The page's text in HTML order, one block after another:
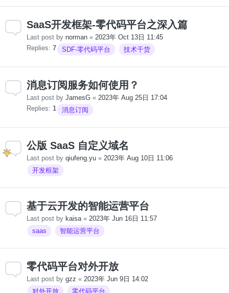
SaaS开发框架-零代码平台之深入篇
Last post by norman « 2023年 Oct 13日 11:45
Replies: 7 SDF-零代码平台 技术干货
消息订阅服务如何使用？
Last post by JamesG « 2023年 Aug 25日 17:04
Replies: 1 消息订阅
公版 SaaS 自定义域名
Last post by qiufeng.yu « 2023年 Aug 10日 11:06
开发框架
基于云开发的智能运营平台
Last post by kaisa « 2023年 Jun 16日 11:57
saas
智能运营平台
零代码平台对外开放
Last post by gzz « 2023年 Jun 9日 14:02
对外开放
零代码平台